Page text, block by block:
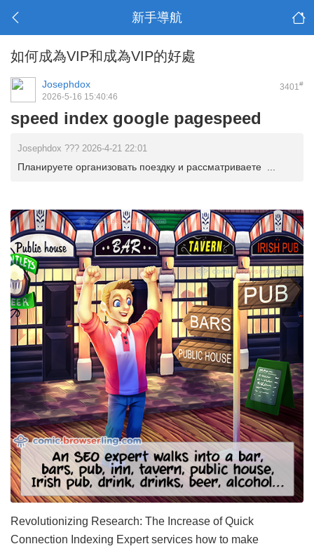
新手導航
如何成為VIP和成為VIP的好處
3401#
Josephdox
2026-5-16 15:40:46
speed index google pagespeed
Josephdox ??? 2026-4-21 22:01
Планируете организовать поездку и рассматриваете ...
Revolutionizing Research: The Increase of Quick
Connection Indexing Expert services how to make